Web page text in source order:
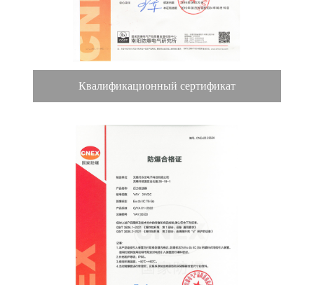
Квалификационный сертификат